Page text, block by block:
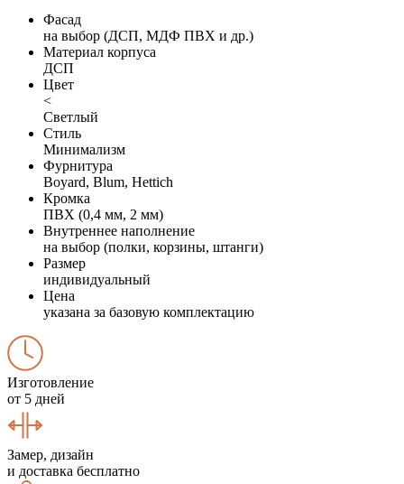
Фасад
на выбор (ДСП, МДФ ПВХ и др.)
Материал корпуса
ДСП
Цвет
<
Светлый
Стиль
Минимализм
Фурнитура
Boyard, Blum, Hettich
Кромка
ПВХ (0,4 мм, 2 мм)
Внутреннее наполнение
на выбор (полки, корзины, штанги)
Размер
индивидуальный
Цена
указана за базовую комплектацию
Изготовление
от 5 дней
Замер, дизайн
и доставка бесплатно